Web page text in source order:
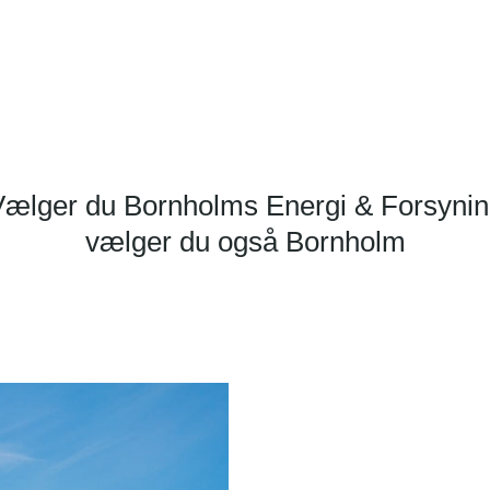
du Bornholms Energi &
vælger du også Bornholm